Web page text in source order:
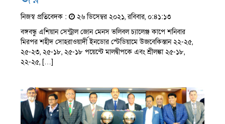
নিজস্ব প্রতিবেদক :
২৬ ডিসেম্বর ২০২১, রবিবার, ০:৪১:১৩
বঙ্গবন্ধু এশিয়ান সেন্ট্রাল জোন মেনস ভলিবল চ্যালেঞ্জ কাপে শনিবার
মিরপর শহীদ সোহরাওয়ার্দী ইনডোর স্টেডিয়ামে উজবেকিস্তান ২২-২৫,
২৫-২৩, ২৫-১৮, ২৫-১৮ পয়েন্টে মালদ্বীপকে এবং শ্রীলঙ্কা ২৫-১৮,
২২-২৫, […]